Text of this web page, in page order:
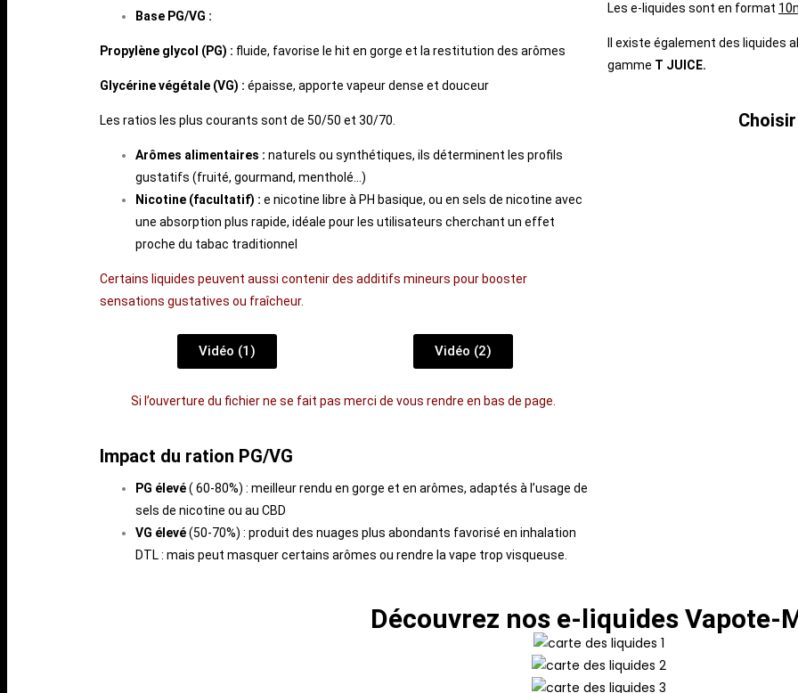
Base PG/VG :
Propylène glycol (PG) : fluide, favorise le hit en gorge et la restitution des arômes
Glycérine végétale (VG) : épaisse, apporte vapeur dense et douceur
Les ratios les plus courants sont de 50/50 et 30/70.
Arômes alimentaires : naturels ou synthétiques, ils déterminent les profils
gustatifs (fruité, gourmand, mentholé…)
Nicotine (facultatif) : e nicotine libre à PH basique, ou en sels de nicotine avec
une absorption plus rapide, idéale pour les utilisateurs cherchant un effet
proche du tabac traditionnel
Certains liquides peuvent aussi contenir des additifs mineurs pour booster
sensations gustatives ou fraîcheur.
Vidéo (1) Vidéo (2)
Si l’ouverture du fichier ne se fait pas merci de vous rendre en bas de page.
Impact du ration PG/VG
PG élevé( 60-80%) : meilleur rendu en gorge et en arômes, adaptés à l’usage de
sels de nicotine ou au CBD
VG élevé(50-70%) : produit des nuages plus abondants favorisé en inhalation
DTL : mais peut masquer certains arômes ou rendre la vape trop visqueuse.
Les e-liquides sont en format
Il existe également des liquides
gamme T JUICE.
Découvrez nos e-liquides Vapote-